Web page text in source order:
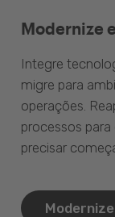
Modernize
Integre
migre para
operações.
processos
precisar